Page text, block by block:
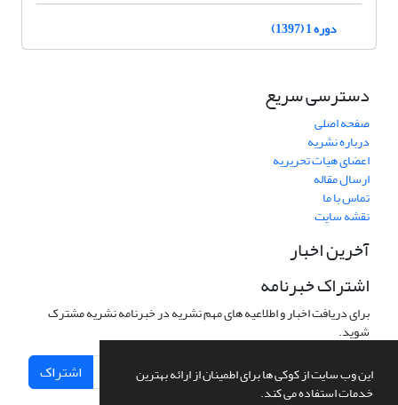
این وب سایت از کوکی ها برای اطمینان از ارائه بهترین
خدمات استفاده می کند.
دوره 1 (1397)
دسترسی سریع
صفحه اصلی
درباره نشریه
اعضای هیات تحریریه
ارسال مقاله
تماس با ما
نقشه سایت
آخرین اخبار
اشتراک خبرنامه
برای دریافت اخبار و اطلاعیه های مهم نشریه در خبرنامه نشریه مشترک
شوید.
اشتراک